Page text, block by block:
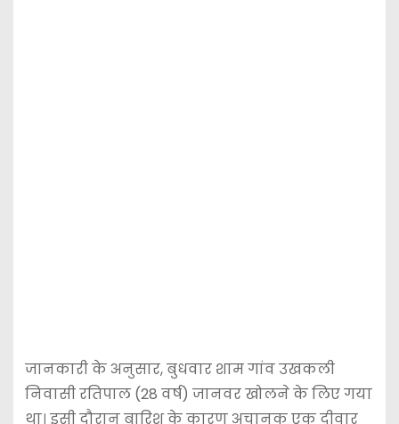
जानकारी के अनुसार, बुधवार शाम गांव उखकली
निवासी रतिपाल (28 वर्ष) जानवर खोलने के लिए गया
था। इसी दौरान बारिश के कारण अचानक एक दीवार